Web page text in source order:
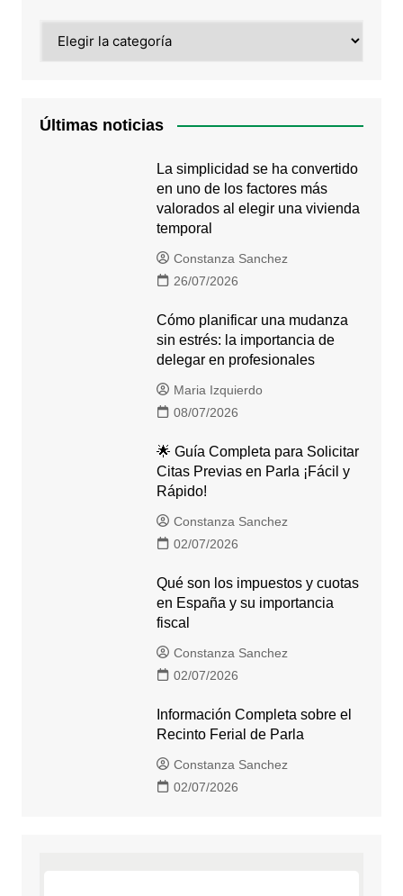
Últimas noticias
La simplicidad se ha convertido
en uno de los factores más
valorados al elegir una vivienda
temporal
Constanza Sanchez
26/07/2026
Cómo planificar una mudanza
sin estrés: la importancia de
delegar en profesionales
Maria Izquierdo
08/07/2026
🌟 Guía Completa para Solicitar
Citas Previas en Parla ¡Fácil y
Rápido!
Constanza Sanchez
02/07/2026
Qué son los impuestos y cuotas
en España y su importancia
fiscal
Constanza Sanchez
02/07/2026
Información Completa sobre el
Recinto Ferial de Parla
Constanza Sanchez
02/07/2026